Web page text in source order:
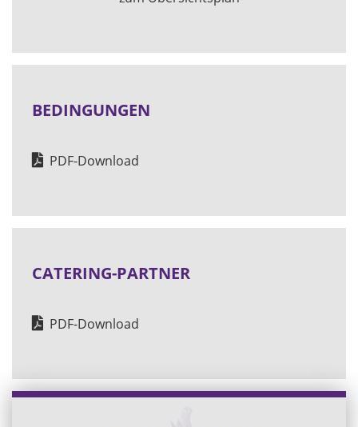
BEDINGUNGEN
PDF-Download
CATERING-PARTNER
PDF-Download